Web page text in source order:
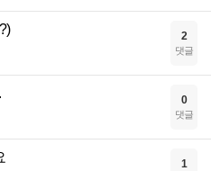
2
댓글
0
댓글
1